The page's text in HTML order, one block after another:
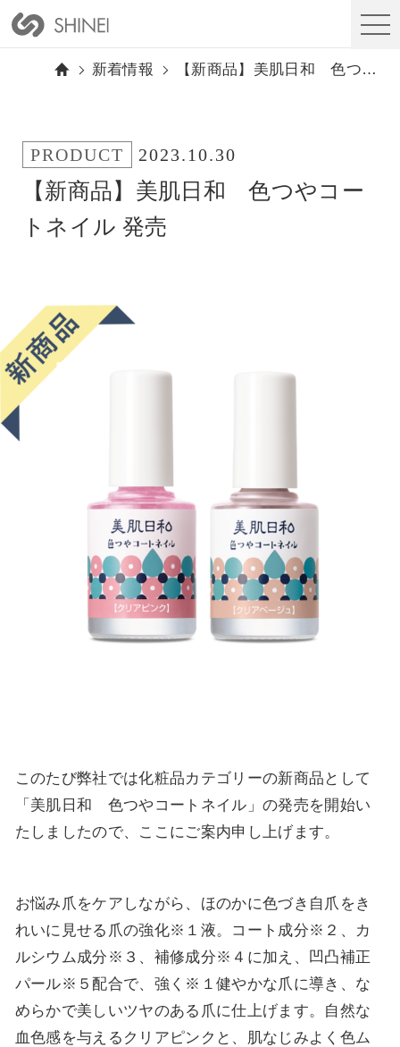
新着情報 【新商品】美肌日和 色つやコートネイル 発売
PRODUCT 2023.10.30
【新商品】美肌日和 色つやコー
トネイル 発売
このたび弊社では化粧品カテゴリーの新商品として
「美肌日和 色つやコートネイル」の発売を開始い
たしましたので、ここにご案内申し上げます。
お悩み爪をケアしながら、ほのかに色づき自爪をき
れいに見せる爪の強化※１液。コート成分※２、カ
ルシウム成分※３、補修成分※４に加え、凹凸補正
パール※５配合で、強く※１健やかな爪に導き、な
めらかで美しいツヤのある爪に仕上げます。自然な
血色感を与えるクリアピンクと、肌なじみよく色ム